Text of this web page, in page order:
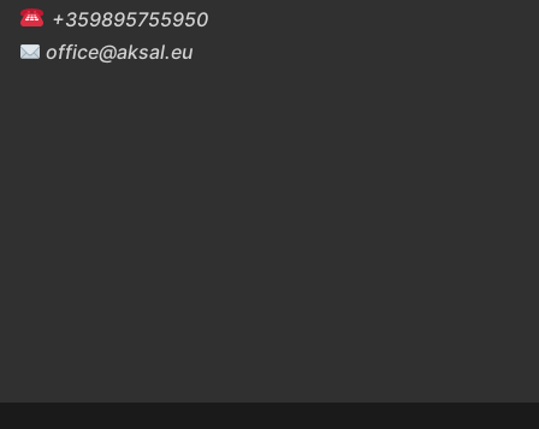
+359895755950
office@aksal.eu